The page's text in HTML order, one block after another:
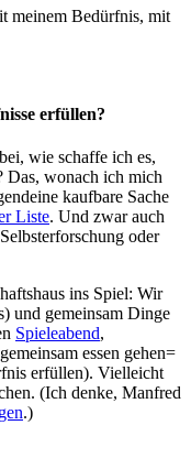
meinem Bedürfnis, mit
erfüllen?
wie schaffe ich es,
Das, wonach ich mich
kaufbare Sache
Liste. Und zwar auch
oder
ins Spiel: Wir
und gemeinsam Dinge
Spieleabend,
essen gehen=
erfüllen). Vielleicht
(Ich denke, Manfred
.)